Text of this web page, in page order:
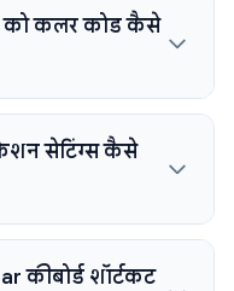
को कलर कोड कैसे
सेटिंग्स कैसे
कीबोर्ड शॉर्टकट